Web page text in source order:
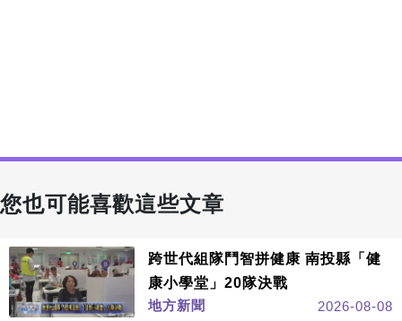
您也可能喜歡這些文章
跨世代組隊鬥智拼健康 南投縣「健
康小學堂」20隊決戰
地方新聞
2026-08-08